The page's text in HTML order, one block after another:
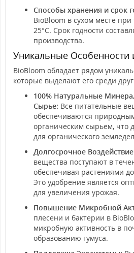
Способы хранения и срок
BioBloom в сухом месте
25°C. Срок годности
производства.
Уникальные Особенности
BioBloom обладает рядом
которые выделают его среди
100% Натуральные
Сырье: Все питательные
обеспечиваются
органическим сырьем, что
для органического
Долгосрочное
вещества поступают в
обеспечивая растениями
Это удобрение является
для увеличения урожая.
Повышение Микробной
плесени и бактерии в
микробную активность в
образованию гумуса.